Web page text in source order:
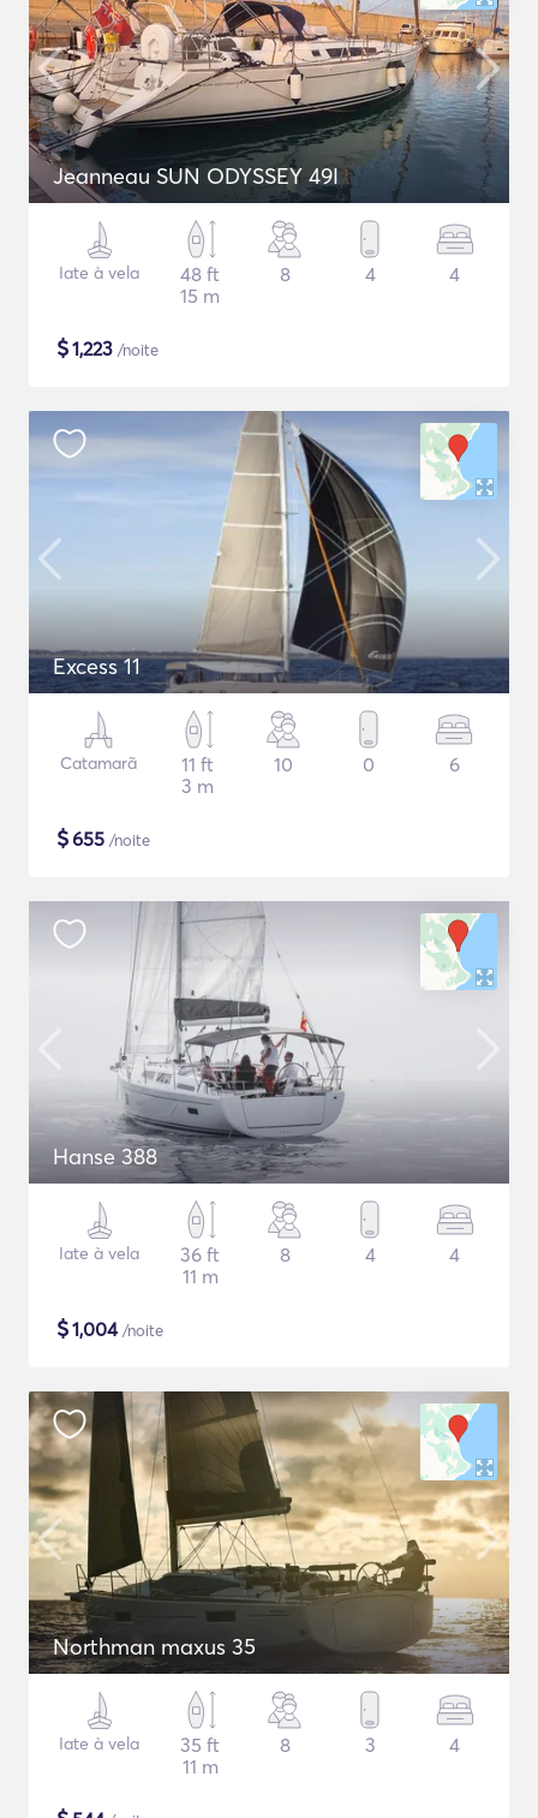
Jeanneau SUN ODYSSEY 49I
Iate à vela
48 ft
15 m
8 4 4
$1,223 /noite
Excess 11
Catamarã
11 ft
3 m
10 0 6
$655 /noite
Hanse 388
Iate à vela
36 ft
11 m
8 4 4
$1,004/noite
Northman maxus 35
Iate à vela
35 ft
11 m
8 3 4